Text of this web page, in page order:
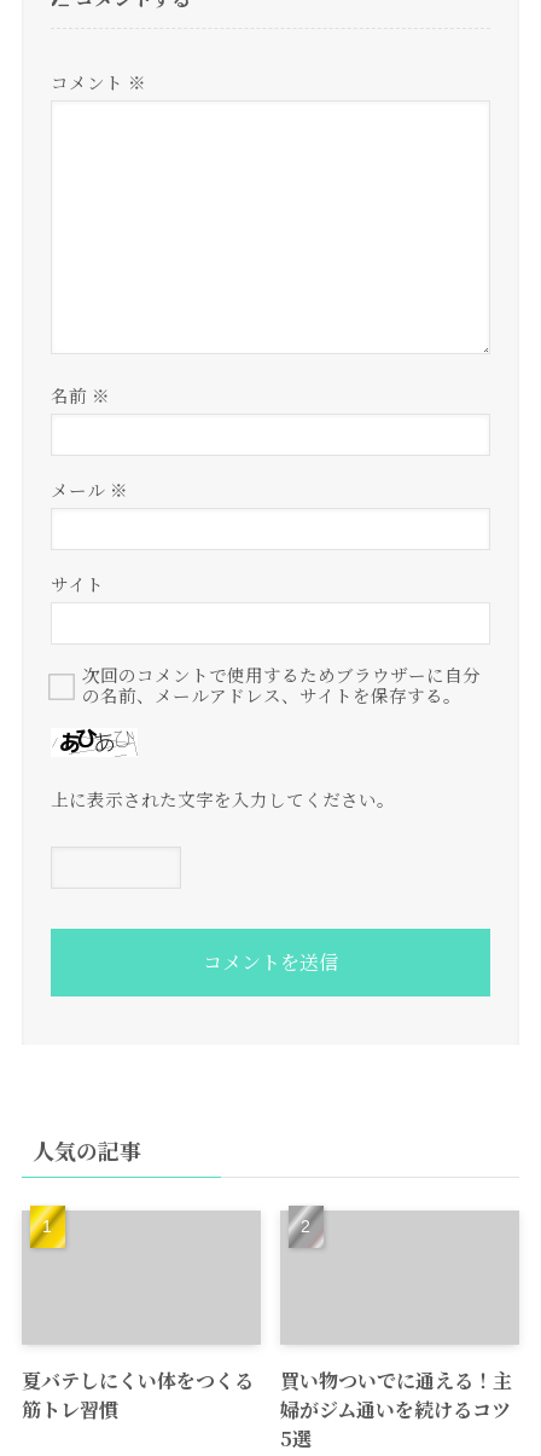
コメント ※
名前 ※
メール ※
サイト
次回のコメントで使用するためブラウザーに自分
の名前、メールアドレス、サイトを保存する。
上に表示された文字を入力してください。
人気の記事
夏バテしにくい体をつくる
筋トレ習慣
買い物ついでに通える！主
婦がジム通いを続けるコツ
5選